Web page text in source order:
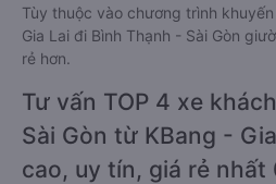
Tùy thuộc vào chương trình
Gia Lai đi Bình Thạnh - Sài Gòn
rẻ hơn.
Tư vấn TOP 4 xe
Sài Gòn từ KBang -
cao, uy tín, giá rẻ